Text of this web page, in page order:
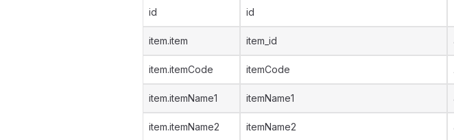
id id
item.item item_id
item.itemCode itemCode
item.itemName1 itemName1
item.itemName2 itemName2